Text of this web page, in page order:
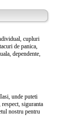
cupluri
de panica,
dependente,
unde puteti
siguranta
nostru pentru